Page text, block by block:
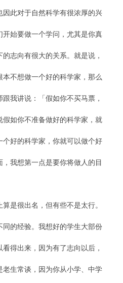
此对于自然科学有很浓厚的兴
始要做一个学问，尤其是你真
志向有很大的关系。就是说，
不想做一个好的科学家，那么
我讲说：「假如你不买马票，
如你不准备做好的科学家，就
好的科学家，你就可以做个好
我想第一点是要你将做人的目
是很出名，但有些不是太行。
的经验。我想好的学生大部份
得出来，因为有了志向以后，
生常谈，因为你从小学、中学